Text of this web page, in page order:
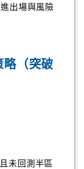
出場與風險
略（突破
未回測半區